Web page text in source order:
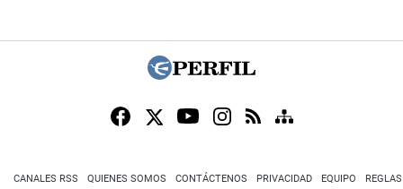
CANALES RSS QUIENES SOMOS CONTÁCTENOS PRIVACIDAD EQUIPO